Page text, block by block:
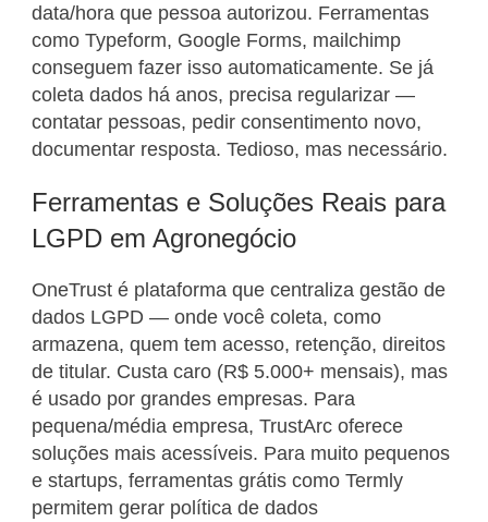
data/hora que pessoa autorizou. Ferramentas
como Typeform, Google Forms, mailchimp
conseguem fazer isso automaticamente. Se já
coleta dados há anos, precisa regularizar —
contatar pessoas, pedir consentimento novo,
documentar resposta. Tedioso, mas necessário.
Ferramentas e Soluções Reais para
LGPD em Agronegócio
OneTrust é plataforma que centraliza gestão de
dados LGPD — onde você coleta, como
armazena, quem tem acesso, retenção, direitos
de titular. Custa caro (R$ 5.000+ mensais), mas
é usado por grandes empresas. Para
pequena/média empresa, TrustArc oferece
soluções mais acessíveis. Para muito pequenos
e startups, ferramentas grátis como Termly
permitem gerar política de dados